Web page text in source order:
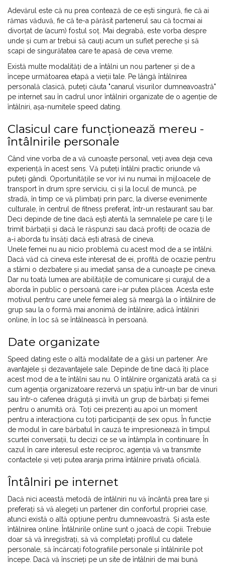
Adevărul este că nu prea contează de ce ești singură, fie că ai
rămas văduvă, fie că te-a părăsit partenerul sau că tocmai ai
divorțat de (acum) fostul soț. Mai degrabă, este vorba despre
unde și cum ar trebui să cauți acum un suflet pereche și să
scapi de singurătatea care te apasă de ceva vreme.
Există multe modalități de a întâlni un nou partener și de a
începe următoarea etapă a vieții tale. Pe lângă întâlnirea
personală clasică, puteți căuta "canarul visurilor dumneavoastră"
pe internet sau în cadrul unor întâlniri organizate de o agenție de
întâlniri, așa-numitele speed dating.
Clasicul care funcționează mereu -
întâlnirile personale
Când vine vorba de a vă cunoaște personal, veți avea deja ceva
experiență în acest sens. Vă puteți întâlni practic oriunde vă
puteți gândi. Oportunitățile se vor ivi nu numai în mijloacele de
transport în drum spre serviciu, ci și la locul de muncă, pe
stradă, în timp ce vă plimbați prin parc, la diverse evenimente
culturale, în centrul de fitness preferat, într-un restaurant sau bar.
Deci depinde de tine dacă ești atentă la semnalele pe care ți le
trimit bărbații și dacă le răspunzi sau dacă profiți de ocazia de
a-i aborda tu însăți dacă ești atrasă de cineva.
Unele femei nu au nicio problemă cu acest mod de a se întâlni.
Dacă văd că cineva este interesat de ei, profită de ocazie pentru
a stârni o dezbatere și au imediat șansa de a cunoaște pe cineva.
Dar nu toată lumea are abilitățile de comunicare și curajul de a
aborda în public o persoană care i-ar putea plăcea. Acesta este
motivul pentru care unele femei aleg să meargă la o întâlnire de
grup sau la o formă mai anonimă de întâlnire, adică întâlniri
online, în loc să se întâlnească în persoană.
Date organizate
Speed dating este o altă modalitate de a găsi un partener. Are
avantajele și dezavantajele sale. Depinde de tine dacă îți place
acest mod de a te întâlni sau nu. O întâlnire organizată arată ca și
cum agenția organizatoare rezervă un spațiu într-un bar de vinuri
sau într-o cafenea drăguță și invită un grup de bărbați și femei
pentru o anumită oră. Toți cei prezenți au apoi un moment
pentru a interacționa cu toți participanții de sex opus. În funcție
de modul în care bărbatul în cauză te impresionează în timpul
scurtei conversații, tu decizi ce se va întâmpla în continuare. În
cazul în care interesul este reciproc, agenția vă va transmite
contactele și veți putea aranja prima întâlnire privată oficială.
Întâlniri pe internet
Dacă nici această metodă de întâlniri nu vă încântă prea tare și
preferați să vă alegeți un partener din confortul propriei case,
atunci există o altă opțiune pentru dumneavoastră. Și asta este
întâlnirea online. Întâlnirile online sunt o joacă de copii. Trebuie
doar să vă înregistrați, să vă completați profilul cu datele
personale, să încărcați fotografiile personale și întâlnirile pot
începe. Dacă vă înscrieți pe un site de întâlniri de mai bună